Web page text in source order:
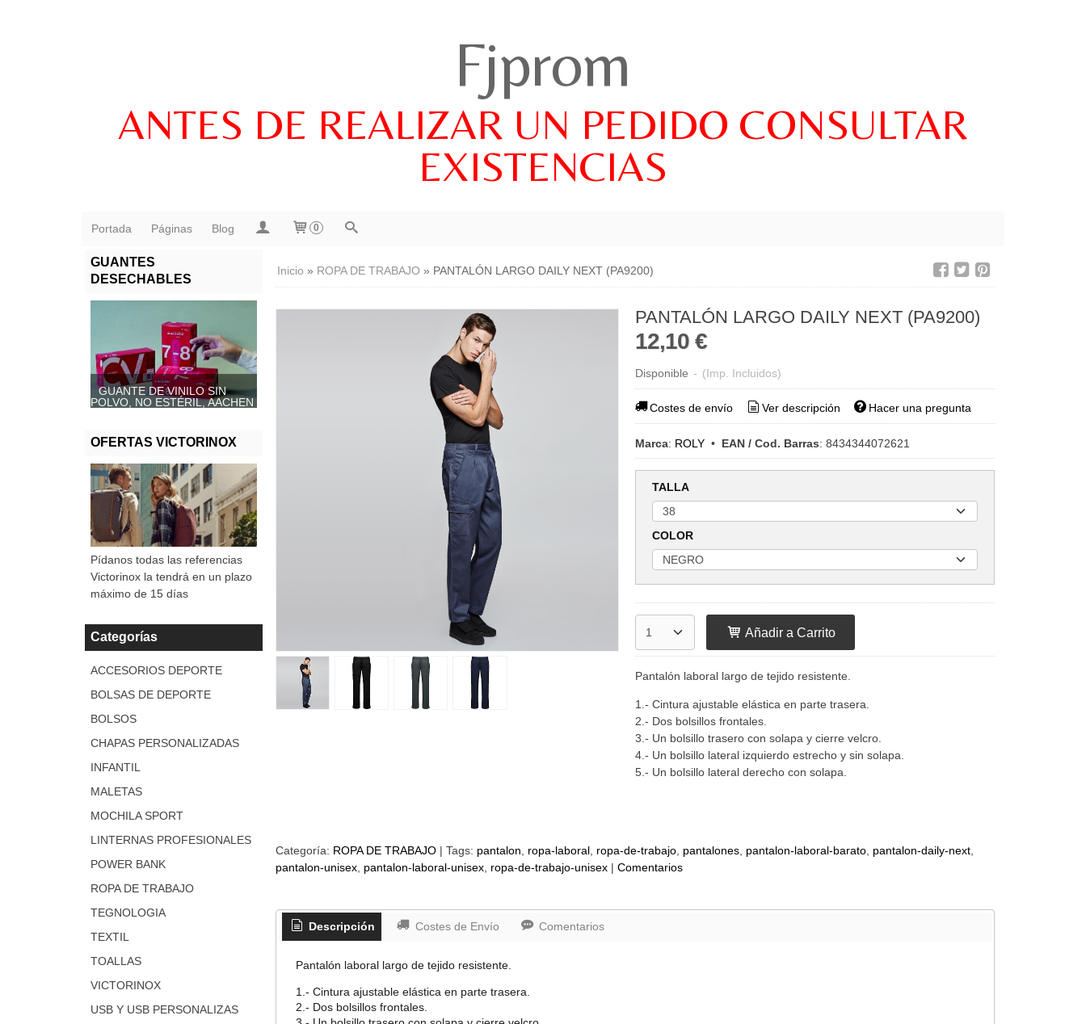
Fjprom
ANTES DE REALIZAR UN PEDIDO CONSULTAR
EXISTENCIAS
Portada Páginas Blog 0
GUANTES
DESECHABLES
GUANTE DE VINILO SIN
POLVO, NO ESTÉRIL, AACHEN
OFERTAS VICTORINOX
Pídanos todas las referencias
Victorinox la tendrá en un plazo
máximo de 15 días
Categorías
ACCESORIOS DEPORTE
BOLSAS DE DEPORTE
BOLSOS
CHAPAS PERSONALIZADAS
INFANTIL
MALETAS
MOCHILA SPORT
LINTERNAS PROFESIONALES
POWER BANK
ROPA DE TRABAJO
TEGNOLOGIA
TEXTIL
TOALLAS
VICTORINOX
USB Y USB PERSONALIZAS
Inicio » ROPA DE TRABAJO » PANTALÓN LARGO DAILY NEXT (PA9200)
PANTALÓN LARGO DAILY NEXT (PA9200)
12,10 €
Disponible - (Imp. Incluidos)
Costes de envío Ver descripción Hacer una pregunta
Marca: ROLY• EAN / Cod. Barras: 8434344072621
TALLA
COLOR
Añadir a Carrito
Pantalón laboral largo de tejido resistente.
1.- Cintura ajustable elástica en parte trasera.
2.- Dos bolsillos frontales.
3.- Un bolsillo trasero con solapa y cierre velcro.
4.- Un bolsillo lateral izquierdo estrecho y sin solapa.
5.- Un bolsillo lateral derecho con solapa.
Categoría: ROPA DE TRABAJO| Tags: pantalon ropa-laboral ropa-de-trabajo pantalones pantalon-laboral-barato pantalon-daily-next
pantalon-unisex pantalon-laboral-unisex ropa-de-trabajo-unisex | Comentarios
Descripción Costes de Envío Comentarios
Pantalón laboral largo de tejido resistente.
1.- Cintura ajustable elástica en parte trasera.
2.- Dos bolsillos frontales.